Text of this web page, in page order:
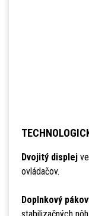
Dvojitý displej
ovládačov.
Doplnkový